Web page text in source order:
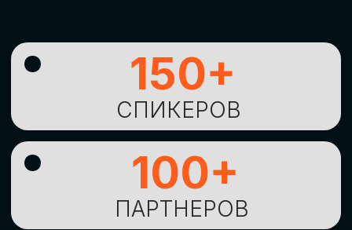
ИЗУЧЕНИЯНОВЫХ
ТЕХНОЛОГИЙИ
СТРАТЕГИЧЕСКИХ
ПОДХОДОВ К ЦИФРОВОЙ
ТРАНСФОРМАЦИИ
БИЗНЕСА